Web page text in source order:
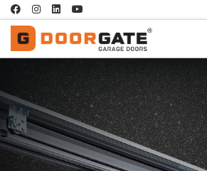
Passer au contenu